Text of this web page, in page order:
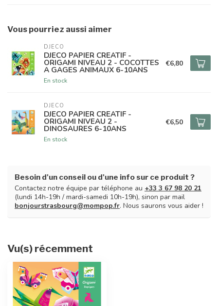
Vous pourriez aussi aimer
DJECO
DJECO PAPIER CREATIF -
ORIGAMI NIVEAU 2 - COCOTTES
A GAGES ANIMAUX 6-10ANS
En stock
€6,80
DJECO
DJECO PAPIER CREATIF -
ORIGAMI NIVEAU 2 -
DINOSAURES 6-10ANS
En stock
€6,50
Besoin d'un conseil ou d'une info sur ce produit ?
Contactez notre équipe par téléphone au +33 3 67 98 20 21
(lundi 14h-19h / mardi-samedi 10h-19h), sinon par mail
bonjourstrasbourg@mompop.fr. Nous saurons vous aider !
Vu(s) récemment